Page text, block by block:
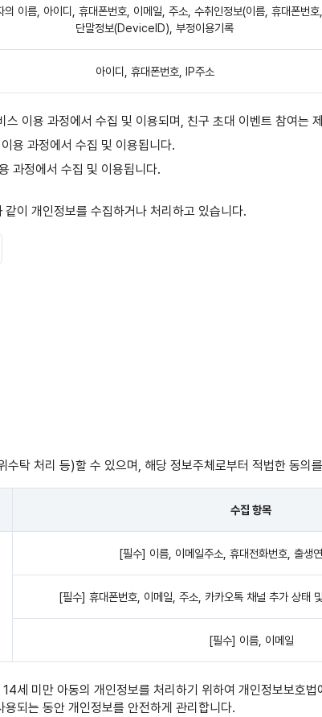
의 이름, 아이디, 휴대폰번호, 이메일, 주소, 수취인정보(이름, 휴대폰번호
단말정보(DeviceID), 부정이용기록
아이디, 휴대폰번호, IP주소
이용 과정에서 수집 및 이용되며, 친구 초대 이벤트 참여는
용 과정에서 수집 및 이용됩니다.
과정에서 수집 및 이용됩니다.
이 개인정보를 수집하거나 처리하고 있습니다.
탁 처리 등)할 수 있으며, 해당 정보주체로부터 적법한 동의
수집 항목
[필수] 이름, 이메일주소, 휴대전화번호, 출생
[필수] 휴대폰번호, 이메일, 주소, 카카오톡 채널 추가 상태
[필수] 이름, 이메일
세 미만 아동의 개인정보를 처리하기 위하여 개인정보보호
되는 동안 개인정보를 안전하게 관리합니다.